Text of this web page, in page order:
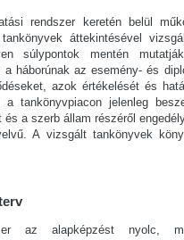
rendszer keretén belül
áttekintésével
súlypontok mentén
háborúnak az esemény- és
azok értékelését és
a tankönyvpiacon jelenleg
és a szerb állam részéről
A vizsgált tankönyvek
az alapképzést nyolc,